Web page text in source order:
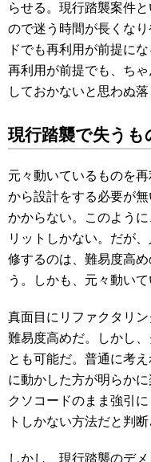
らせる。現行踏襲案件
ので迷う時間が長くな
ドでも再利用が前提に
再利用が前提でも、ち
しておかないと思わぬ落
現行踏襲で失うも
元々動いているものを
から設計をする必要が
かからない。このよう
リットしかない。だが
修するのは、難易度高
う。しかも、元々動い
真面目にリファクタリ
難易度高めだ。しかし
とも可能だ。普通に考
に動かした方が明らか
クソコードのまま強引
トしかない方法だと判断
しかし、現行踏襲のデ